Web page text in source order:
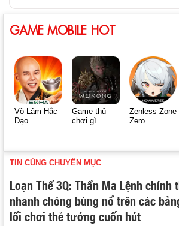
GAME MOBILE HOT
Võ Lâm Hắc
Đạo
Game thủ
chơi gì
Zenless Zone
Zero
TIN CÙNG CHUYÊN MỤC
Loạn Thế 3Q: Thần Ma Lệnh
nhanh chóng bùng nổ trên các
lối chơi thẻ tướng cuốn hút